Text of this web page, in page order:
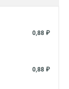
0,88 ₽
0,88 ₽